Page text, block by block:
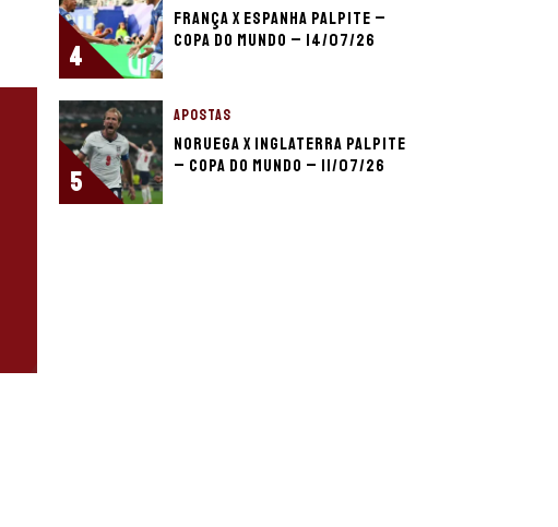
4
França x Espanha palpite –
Copa do Mundo – 14/07/26
5
APOSTAS
Noruega x Inglaterra palpite
– Copa do Mundo – 11/07/26